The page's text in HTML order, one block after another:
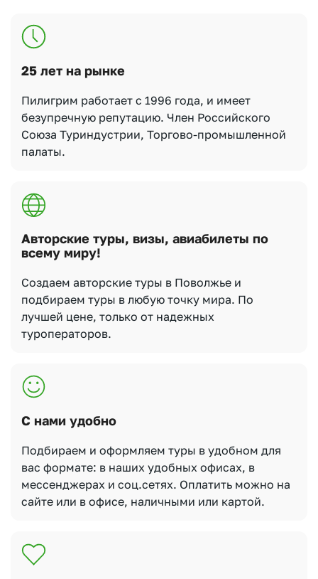
25 лет на рынке
Пилигрим работает с 1996 года, и имеет
безупречную репутацию. Член Российского
Союза Туриндустрии, Торгово-промышленной
палаты.
Авторские туры, визы, авиабилеты по
всему миру!
Создаем авторские туры в Поволжье и
подбираем туры в любую точку мира. По
лучшей цене, только от надежных
туроператоров.
С нами удобно
Подбираем и оформляем туры в удобном для
вас формате: в наших удобных офисах, в
мессенджерах и соц.сетях. Оплатить можно на
сайте или в офисе, наличными или картой.